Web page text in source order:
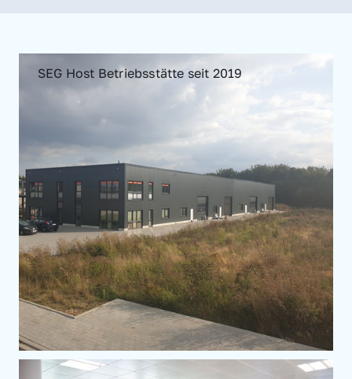
SEG Host Betriebsstätte seit 2019